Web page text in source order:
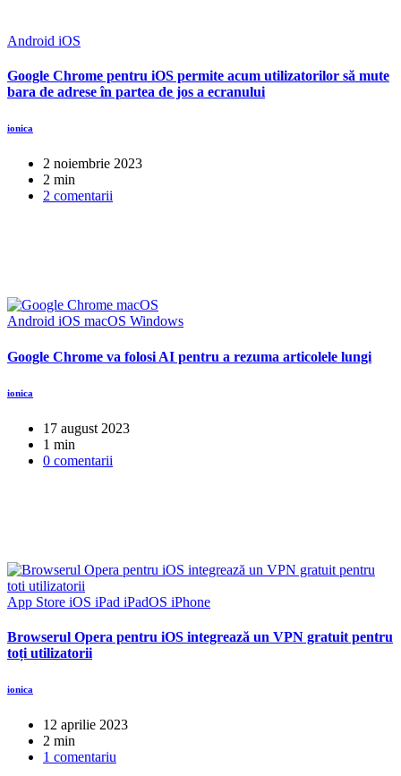
Android iOS
Google Chrome pentru iOS permite acum utilizatorilor să mute
bara de adrese în partea de jos a ecranului
ionica
2 noiembrie 2023
2 min
2 comentarii
Android iOS macOS Windows
Google Chrome va folosi AI pentru a rezuma articolele lungi
ionica
17 august 2023
1 min
0 comentarii
App Store iOS iPad iPadOS iPhone
Browserul Opera pentru iOS integrează un VPN gratuit pentru
toți utilizatorii
ionica
12 aprilie 2023
2 min
1 comentariu